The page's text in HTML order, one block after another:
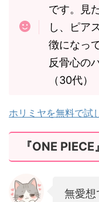
です。見
し、ピア
徴になっ
反骨心の
（30代）
ホリミヤを無料で試
『ONE
無愛想